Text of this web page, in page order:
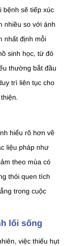
bệnh sẽ tiếp xúc
nhiều so với ánh
nhất định mỗi
sinh học, từ đó
thường bắt đầu
trì liên tục cho
hiểu rõ hơn về
liệu pháp như
theo mùa có
thói quen tích
trong cuộc
lối sống
việc thiếu hụt